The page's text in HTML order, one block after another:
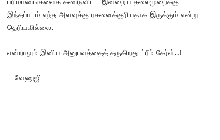
இந்தப்படம் எந்த அளவுக்கு ரசனைக்குரியதாக இருக்கும் என்று
தெரியவில்லை.
என்றாலும் இனிய அனுபவத்தைத் தருகிறது ட்ரீம் கேர்ள்..!
– வேணுஜி